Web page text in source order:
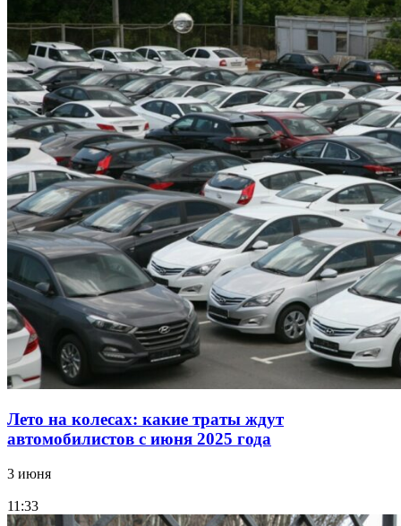
Лето на колесах: какие траты ждут
автомобилистов с июня 2025 года
3 июня
11:33